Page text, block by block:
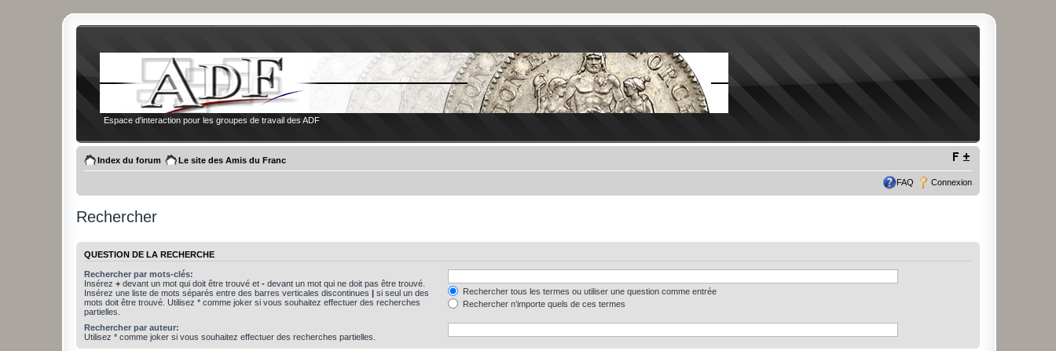
Espace d'interaction pour les groupes de travail des ADF
Index du forum Le site des Amis du Franc
FAQ Connexion
Rechercher
QUESTION DE LA RECHERCHE
Rechercher par mots-clés:
Insérez + devant un mot qui doit être trouvé et - devant un mot qui ne doit pas être trouvé.
Insérez une liste de mots séparés entre des barres verticales discontinues | si seul un des
mots doit être trouvé. Utilisez * comme joker si vous souhaitez effectuer des recherches
partielles.
Rechercher tous les termes ou utiliser une question comme entrée
Rechercher n’importe quels de ces termes
Rechercher par auteur:
Utilisez * comme joker si vous souhaitez effectuer des recherches partielles.